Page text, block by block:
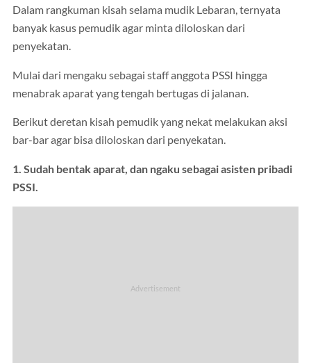
Dalam rangkuman kisah selama mudik Lebaran, ternyata
banyak kasus pemudik agar minta diloloskan dari
penyekatan.
Mulai dari mengaku sebagai staff anggota PSSI hingga
menabrak aparat yang tengah bertugas di jalanan.
Berikut deretan kisah pemudik yang nekat melakukan aksi
bar-bar agar bisa diloloskan dari penyekatan.
1. Sudah bentak aparat, dan ngaku sebagai asisten pribadi
PSSI.